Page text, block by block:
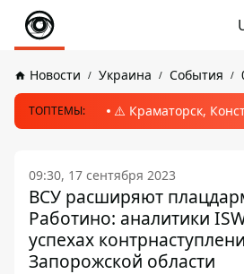
Новости Украина События
ТОПТЕМЫ: ⚠️ Краматорск,
09:30, 17 сентября 2023
ВСУ расширяют
Работино: аналитики
успехах
Запорожской области